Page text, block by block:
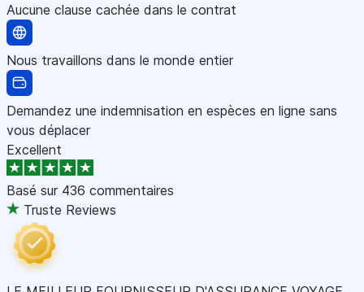
Aucune clause cachée dans le contrat
Nous travaillons dans le monde entier
Demandez une indemnisation en espèces en ligne sans
vous déplacer
Excellent
Basé sur 436 commentaires
Truste Reviews